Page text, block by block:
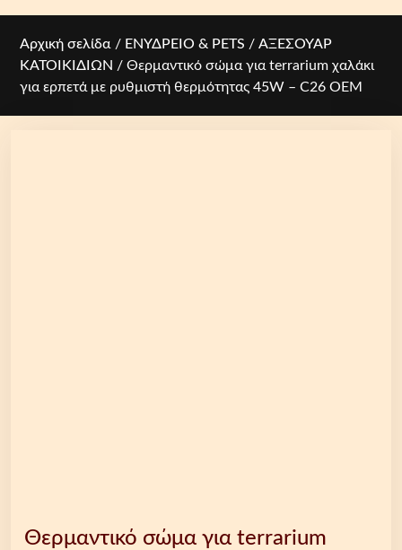
Αρχική σελίδα / ΕΝΥΔΡΕΙΟ & PETS / ΑΞΕΣΟΥΑΡ
ΚΑΤΟΙΚΙΔΙΩΝ / Θερμαντικό σώμα για terrarium χαλάκι
για ερπετά με ρυθμιστή θερμότητας 45W – C26 OEM
Θερμαντικό σώμα για terrarium